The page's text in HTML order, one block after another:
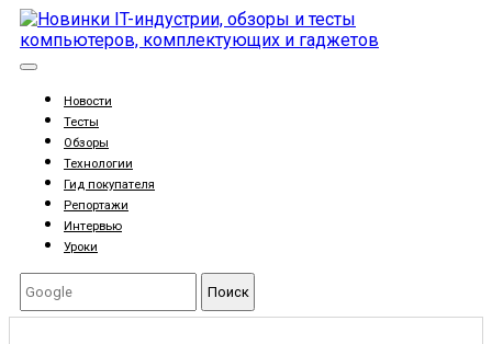
Новости
Тесты
Обзоры
Технологии
Гид покупателя
Репортажи
Интервью
Уроки
Поиск